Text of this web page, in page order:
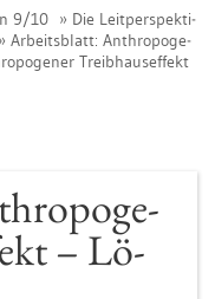
9/10
Die Leit­per­spek­ti­
Ar­beits­blatt: An­thro­po­ge­
Treib­haus­ef­fekt
– Lö­